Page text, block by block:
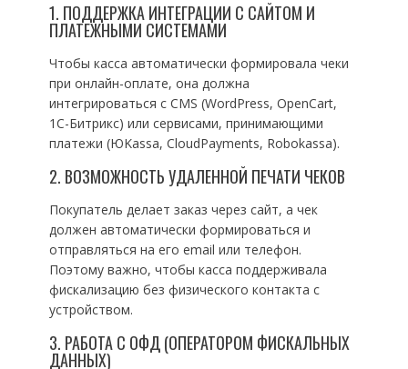
1. ПОДДЕРЖКА ИНТЕГРАЦИИ С САЙТОМ И
ПЛАТЕЖНЫМИ СИСТЕМАМИ
Чтобы касса автоматически формировала чеки
при онлайн-оплате, она должна
интегрироваться с CMS (WordPress, OpenCart,
1C-Битрикс) или сервисами, принимающими
платежи (ЮKassa, CloudPayments, Robokassa).
2. ВОЗМОЖНОСТЬ УДАЛЕННОЙ ПЕЧАТИ ЧЕКОВ
Покупатель делает заказ через сайт, а чек
должен автоматически формироваться и
отправляться на его email или телефон.
Поэтому важно, чтобы касса поддерживала
фискализацию без физического контакта с
устройством.
3. РАБОТА С ОФД (ОПЕРАТОРОМ ФИСКАЛЬНЫХ
ДАННЫХ)